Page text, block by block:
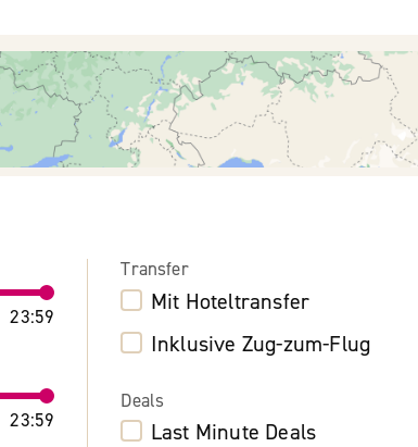
23:59
23:59
Transfer
Mit Hoteltransfer
Inklusive Zug-zum-Flug
Deals
Last Minute Deals